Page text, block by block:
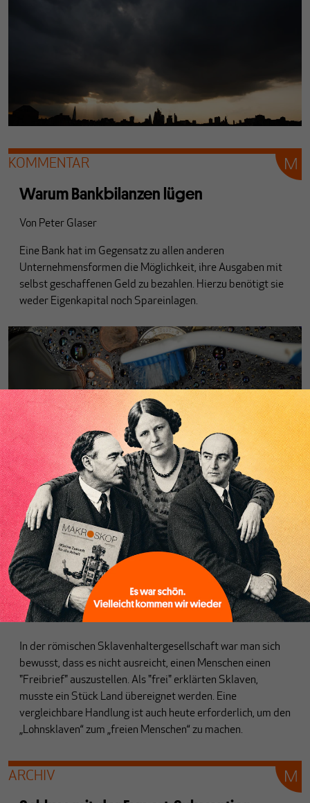
KOMMENTAR
Warum Bankbilanzen lügen
Von Peter Glaser
Eine Bank hat im Gegensatz zu allen anderen
Unternehmensformen die Möglichkeit, ihre Ausgaben mit
selbst geschaffenen Geld zu bezahlen. Hierzu benötigt sie
weder Eigenkapital noch Spareinlagen.
SOZIALES
Bedingungsloses Grundeinkommen:
NEIN, Grundrecht auf soziale Teilhabe:
JA
VonPeter Glaser
In der römischen Sklavenhaltergesellschaft war man sich
bewusst, dass es nicht ausreicht, einen Menschen einen
"Freibrief" auszustellen. Als "frei" erklärten Sklaven,
musste ein Stück Land übereignet werden. Eine
vergleichbare Handlung ist auch heute erforderlich, um den
„Lohnsklaven“ zum „freien Menschen“ zu machen.
ARCHIV